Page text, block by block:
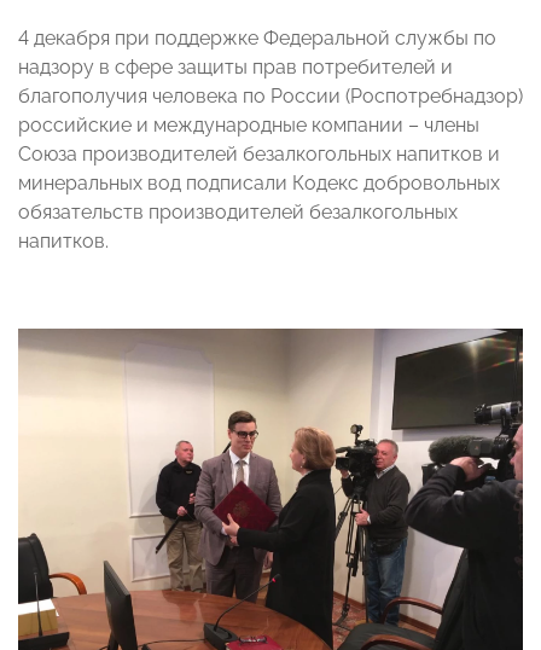
4 декабря при поддержке Федеральной службы по
надзору в сфере защиты прав потребителей и
благополучия человека по России (Роспотребнадзор)
российские и международные компании – члены
Союза производителей безалкогольных напитков и
минеральных вод подписали Кодекс добровольных
обязательств производителей безалкогольных
напитков.